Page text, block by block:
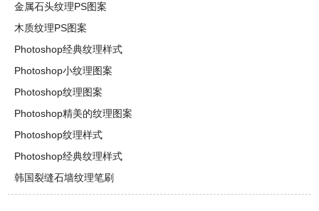
金属石头纹理PS图案
木质纹理PS图案
Photoshop经典纹理样式
Photoshop小纹理图案
Photoshop纹理图案
Photoshop精美的纹理图案
Photoshop纹理样式
Photoshop经典纹理样式
韩国裂缝石墙纹理笔刷